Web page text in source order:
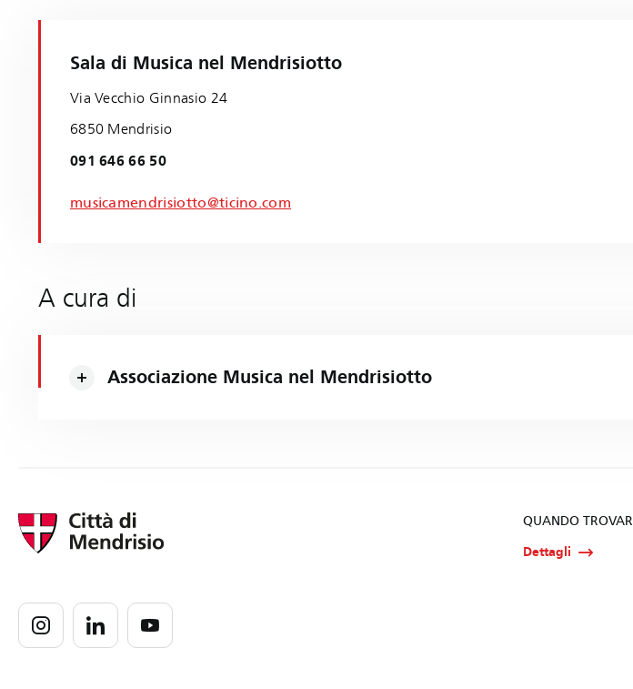
Sala di Musica nel Mendrisiotto
Via Vecchio Ginnasio 24
6850 Mendrisio
091 646 66 50
musicamendrisiotto@ticino.com
A cura di
Associazione Musica nel Mendrisiotto
QUANDO
Dettagli